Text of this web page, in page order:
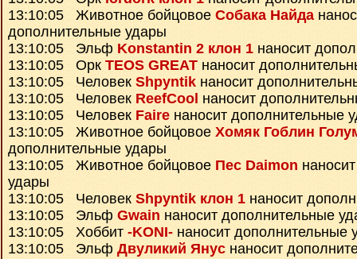
13:10:05 Животное бойцовое Собака Найда
дополнительные удары
13:10:05 Эльф Konstantin 2 клон 1 наносит
13:10:05 Орк TEOS GREAT наносит
13:10:05 Человек Shpyntik наносит
13:10:05 Человек ReefCool наносит
13:10:05 Человек Faire наносит дополнительные
13:10:05 Животное бойцовое Хомяк Гоблин
дополнительные удары
13:10:05 Животное бойцовое Пес Daimon
удары
13:10:05 Человек Shpyntik клон 1 наносит
13:10:05 Эльф Gwain наносит дополнительные
13:10:05 Хоббит -KONI- наносит дополнительные
13:10:05 Эльф Двуликий Янус наносит